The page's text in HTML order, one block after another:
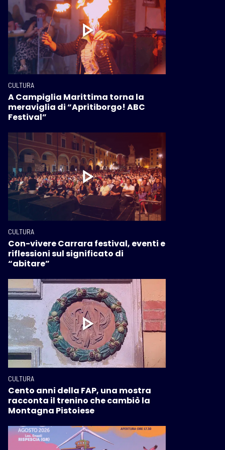
CULTURA
A Campiglia Marittima torna la
meraviglia di “Apritiborgo! ABC
Festival”
CULTURA
Con-vivere Carrara festival, eventi e
riflessioni sul significato di
“abitare”
CULTURA
Cento anni della FAP, una mostra
racconta il trenino che cambiò la
Montagna Pistoiese